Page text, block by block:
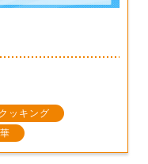
ッキング